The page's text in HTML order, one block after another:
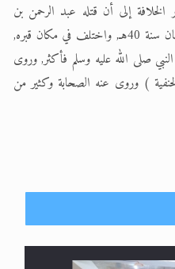
إلى أن قتله عبد الرحمن بن
ملجم الخارجي في مؤامرة يوم 17 رمضان سنة 40هـ, واختلف في مكان قبره,
روى عن النبي صلى الله عليه وسلم فأكثر, وروى
) وروى عنه الصحابة وكثير من